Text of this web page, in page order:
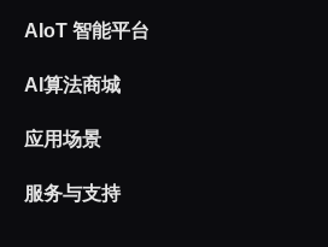
AIoT 智能平台
AI算法商城
应用场景
服务与支持